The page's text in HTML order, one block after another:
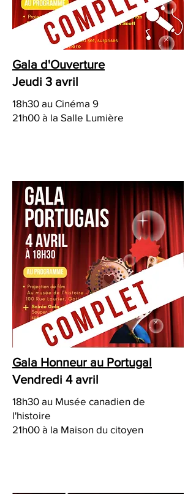
Gala d'Ouverture
Jeudi 3 avril
18h30 au Cinéma 9
21h00 à la Salle Lumière
Gala Honneur au Portugal
Vendredi 4 avril
18h30 au Musée canadien de
l'histoire
21h00 à la Maison du citoyen